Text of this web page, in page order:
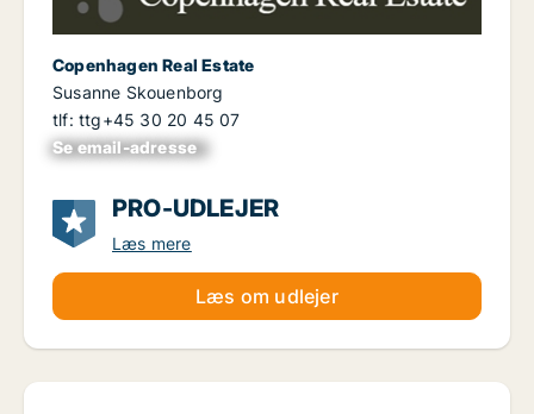
Copenhagen Real Estate
Susanne Skouenborg
tlf: ttg+45 30 20 45 07
Se email-adresse
xxxxxxxxxxxxxxxx
PRO-UDLEJER
Læs mere
Læs om udlejer